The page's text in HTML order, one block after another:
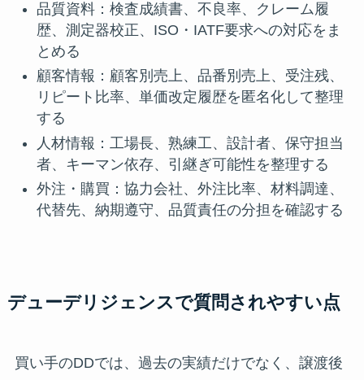
品質資料：検査成績書、不良率、クレーム履
歴、測定器校正、ISO・IATF要求への対応をま
とめる
顧客情報：顧客別売上、品番別売上、受注残、
リピート比率、単価改定履歴を匿名化して整理
する
人材情報：工場長、熟練工、設計者、保守担当
者、キーマン依存、引継ぎ可能性を整理する
外注・購買：協力会社、外注比率、材料調達、
代替先、納期遵守、品質責任の分担を確認する
デューデリジェンスで質問されやすい点
買い手のDDでは、過去の実績だけでなく、譲渡後